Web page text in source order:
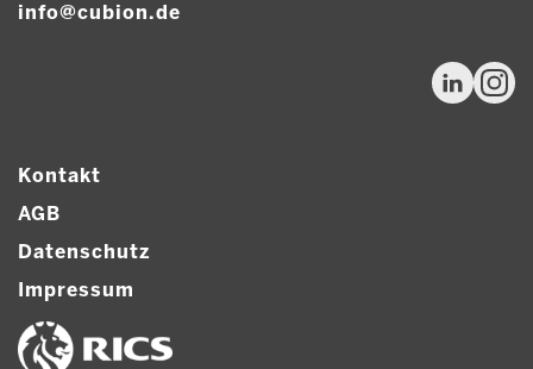
info@cubion.de
Kontakt
AGB
Datenschutz
Impressum